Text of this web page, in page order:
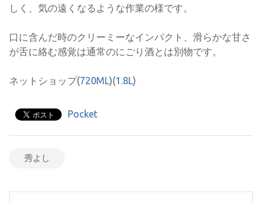
しく、気の遠くなるような作業の様です。
口に含んだ時のクリーミーなインパクト、滑らかな甘さ
が舌に絡む感覚は通常のにごり酒とは別物です。
ネットショップ(720ML)(1.8L)
Pocket
秀よし